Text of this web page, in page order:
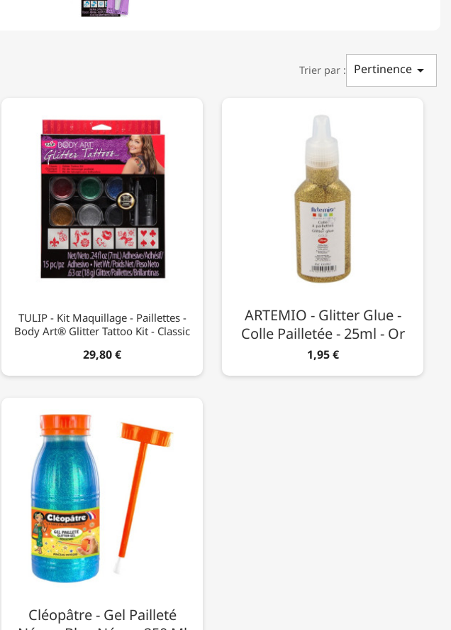
Trier par : Pertinence 
TULIP - Kit Maquillage - Paillettes -
Body Art® Glitter Tattoo Kit - Classic
29,80 €
ARTEMIO - Glitter Glue -
Colle Pailletée - 25ml - Or
1,95 €
Cléopâtre - Gel Pailleté